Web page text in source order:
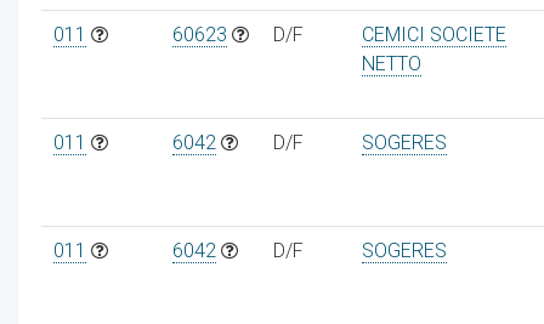
011 60623 D/F
CEMICI SOCIETE
NETTO
011 6042 D/F SOGERES
011 6042 D/F SOGERES